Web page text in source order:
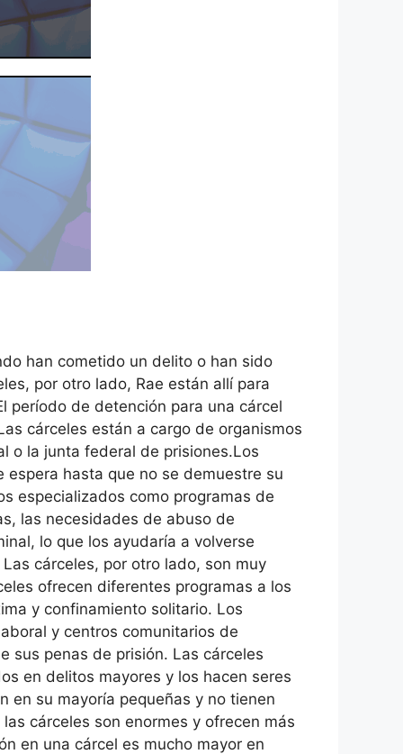
han cometido un delito o han sido
por otro lado, Rae están allí para
período de detención para una cárcel
cárceles están a cargo de organismos
o la junta federal de prisiones.Los
hasta que no se demuestre su
especializados como programas de
las necesidades de abuso de
lo que los ayudaría a volverse
cárceles, por otro lado, son muy
ofrecen diferentes programas a los
y confinamiento solitario. Los
y centros comunitarios de
sus penas de prisión. Las cárceles
en delitos mayores y los hacen seres
en su mayoría pequeñas y no tienen
cárceles son enormes y ofrecen más
en una cárcel es mucho mayor en